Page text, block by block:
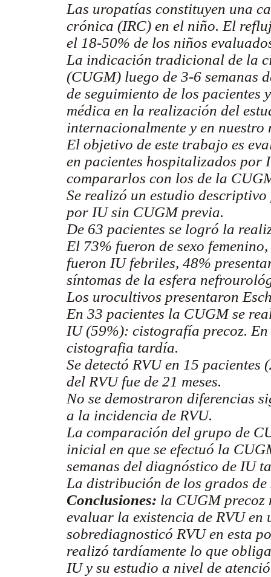
Las uropatías constituyen una
crónica (IRC) en el niño. El
el 18-50% de los niños
La indicación tradicional de la
(CUGM) luego de 3-6 semanas
de seguimiento de los
médica en la realización del
internacionalmente y en nuestro
El objetivo de este trabajo es
en pacientes hospitalizados por
compararlos con los de la
Se realizó un estudio
por IU sin CUGM previa.
De 63 pacientes se logró la
El 73% fueron de sexo
fueron IU febriles, 48%
síntomas de la esfera
Los urocultivos presentaron
En 33 pacientes la CUGM se
IU (59%): cistografía precoz.
cistografia tardía.
Se detectó RVU en 15
del RVU fue de 21 meses.
No se demostraron diferencias
a la incidencia de RVU.
La comparación del grupo de
inicial en que se efectuó la
semanas del diagnóstico de IU
La distribución de los grados
Conclusiones: la CUGM precoz
evaluar la existencia de RVU en
sobrediagnosticó RVU en esta
realizó tardíamente lo que
IU y su estudio a nivel de